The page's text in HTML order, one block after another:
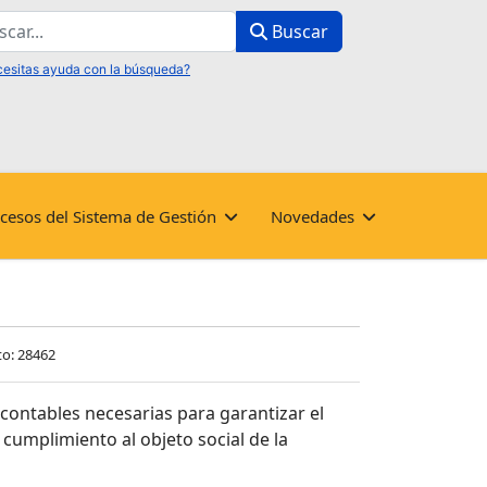
Buscar
del Sistema de Gestión Novedades
28462
necesarias para garantizar el
al objeto social de la